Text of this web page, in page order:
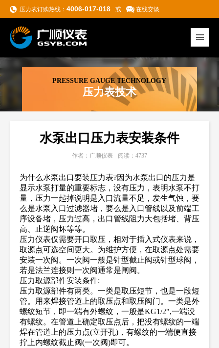
压力表订购热线： 4006-017-018 或 在线交谈
PRESSURE GAUGE TECHNOLOGY
压力表技术
水泵出口压力表安装条件
作者：广顺仪表 阅读：4737
为什么水泵出口要装压力表?因为水泵出口的压力是
显示水泵打量的重要标志，没有压力，表明水泵不打
量，压力一起掉说明是入口流量不足，发生气蚀，要
么是水泵入口过滤器堵，要么是入口管线以及前端工
序设备堵，压力过高，出口管线阻力大包括堵、背压
高、止逆阀坏等等。
压力仪表仅需要开口取压，相对于插入式仪表来说，
取源点可选空间更大。为维护方便，在取源点处需要
安装一次阀。一次阀一般是针型截止阀或针型球阀，
若是法兰连接则一次阀通常是闸阀。
压力取源部件安装条件:
压力取源部件有两类。一类是取压短节，也是一段短
管。用来焊接管道上的取压点和取压阀门。一类是外
螺纹短节，即一端有外螺纹，一般是KG1/2",一端没
有螺纹。在管道上确定取压点后，把没有螺纹的一端
焊在管道上的压力点(立开孔)，有螺纹的一端便直接
拧上内螺纹截止阀(一次阀)即可。